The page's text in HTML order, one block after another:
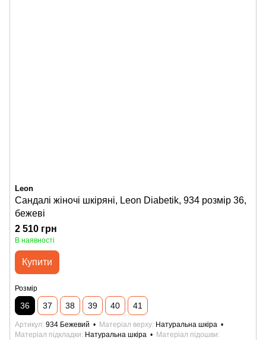
Leon
Сандалі жіночі шкіряні, Leon Diabetik, 934 розмір 36,
бежеві
2 510 грн
В наявності
Купити
Розмір
36 37 38 39 40 41
Артикул 934 Бежевий Матеріал верху Натуральна шкіра
Матеріал підкладки
Натуральна шкіра
Матеріал підошви